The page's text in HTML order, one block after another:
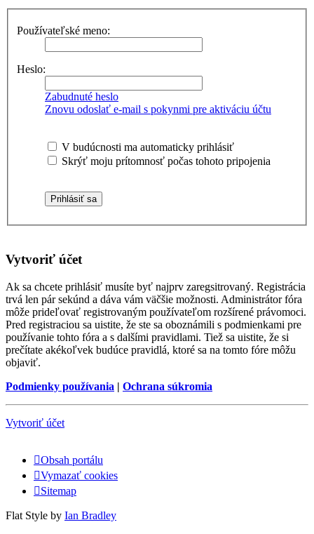
Používateľské meno:
Heslo:
Zabudnuté heslo
Znovu odoslať e-mail s pokynmi pre aktiváciu účtu
V budúcnosti ma automaticky prihlásiť
Skrýť moju prítomnosť počas tohoto pripojenia
Vytvoriť účet
Ak sa chcete prihlásiť musíte byť najprv zaregsitrovaný. Registrácia
trvá len pár sekúnd a dáva vám väčšie možnosti. Administrátor fóra
môže prideľovať registrovaným používateľom rozšírené právomoci.
Pred registraciou sa uistite, že ste sa oboznámili s podmienkami pre
používanie tohto fóra a s dalšími pravidlami. Tiež sa uistite, že si
prečítate akékoľvek budúce pravidlá, ktoré sa na tomto fóre môžu
objaviť.
Podmienky používania | Ochrana súkromia
Vytvoriť účet
Obsah portálu
Vymazať cookies
Sitemap
Flat Style by Ian Bradley